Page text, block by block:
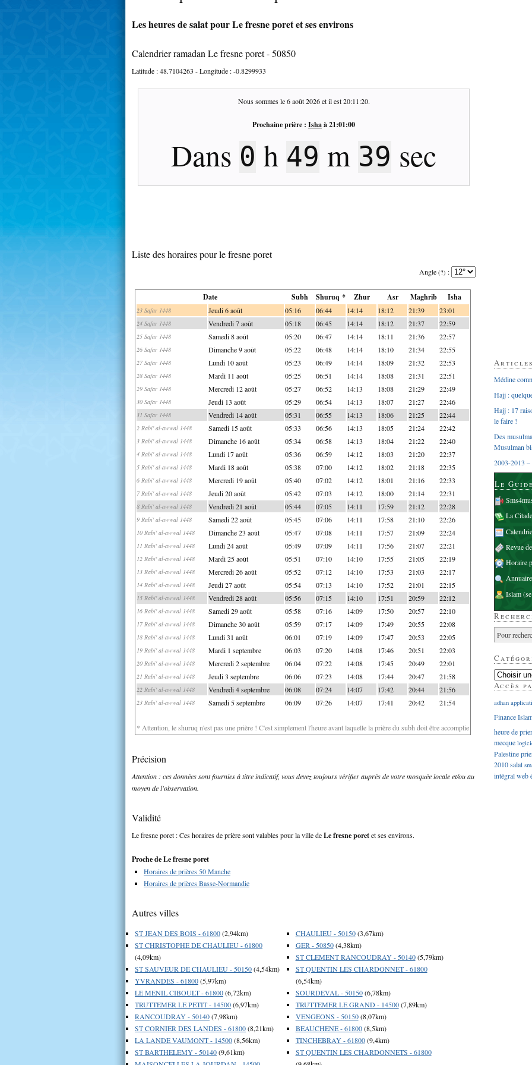
Les heures de salat pour Le fresne poret et ses environs
Calendrier ramadan Le fresne poret - 50850
Latitude :48.7104263 - Longitude :-0.8299933
Nous sommes le6 août 2026et il est20:11:21.
Prochaine prière : Ishaà21:01:00
Dans 0 h 49 m 38 sec
Liste des horaires pour le fresne poret
Angle (?) :
Date Subh Shuruq * Zhur Asr Maghrib Isha
23 Safar 1448 Jeudi 6 août 05:16 06:44 14:14 18:12 21:39 23:01
24 Safar 1448 Vendredi 7 août 05:18 06:45 14:14 18:12 21:37 22:59
25 Safar 1448 Samedi 8 août 05:20 06:47 14:14 18:11 21:36 22:57
26 Safar 1448 Dimanche 9 août 05:22 06:48 14:14 18:10 21:34 22:55
27 Safar 1448 Lundi 10 août 05:23 06:49 14:14 18:09 21:32 22:53
28 Safar 1448 Mardi 11 août 05:25 06:51 14:14 18:08 21:31 22:51
29 Safar 1448 Mercredi 12 août 05:27 06:52 14:13 18:08 21:29 22:49
30 Safar 1448 Jeudi 13 août 05:29 06:54 14:13 18:07 21:27 22:46
31 Safar 1448 Vendredi 14 août 05:31 06:55 14:13 18:06 21:25 22:44
2 Rabi' al-awwal 1448 Samedi 15 août 05:33 06:56 14:13 18:05 21:24 22:42
3 Rabi' al-awwal 1448 Dimanche 16 août 05:34 06:58 14:13 18:04 21:22 22:40
4 Rabi' al-awwal 1448 Lundi 17 août 05:36 06:59 14:12 18:03 21:20 22:37
5 Rabi' al-awwal 1448 Mardi 18 août 05:38 07:00 14:12 18:02 21:18 22:35
6 Rabi' al-awwal 1448 Mercredi 19 août 05:40 07:02 14:12 18:01 21:16 22:33
7 Rabi' al-awwal 1448 Jeudi 20 août 05:42 07:03 14:12 18:00 21:14 22:31
8 Rabi' al-awwal 1448 Vendredi 21 août 05:44 07:05 14:11 17:59 21:12 22:28
9 Rabi' al-awwal 1448 Samedi 22 août 05:45 07:06 14:11 17:58 21:10 22:26
10 Rabi' al-awwal 1448 Dimanche 23 août 05:47 07:08 14:11 17:57 21:09 22:24
11 Rabi' al-awwal 1448 Lundi 24 août 05:49 07:09 14:11 17:56 21:07 22:21
12 Rabi' al-awwal 1448 Mardi 25 août 05:51 07:10 14:10 17:55 21:05 22:19
13 Rabi' al-awwal 1448 Mercredi 26 août 05:52 07:12 14:10 17:53 21:03 22:17
14 Rabi' al-awwal 1448 Jeudi 27 août 05:54 07:13 14:10 17:52 21:01 22:15
15 Rabi' al-awwal 1448 Vendredi 28 août 05:56 07:15 14:10 17:51 20:59 22:12
16 Rabi' al-awwal 1448 Samedi 29 août 05:58 07:16 14:09 17:50 20:57 22:10
17 Rabi' al-awwal 1448 Dimanche 30 août 05:59 07:17 14:09 17:49 20:55 22:08
18 Rabi' al-awwal 1448 Lundi 31 août 06:01 07:19 14:09 17:47 20:53 22:05
19 Rabi' al-awwal 1448 Mardi 1 septembre 06:03 07:20 14:08 17:46 20:51 22:03
20 Rabi' al-awwal 1448 Mercredi 2 septembre 06:04 07:22 14:08 17:45 20:49 22:01
21 Rabi' al-awwal 1448 Jeudi 3 septembre 06:06 07:23 14:08 17:44 20:47 21:58
22 Rabi' al-awwal 1448 Vendredi 4 septembre 06:08 07:24 14:07 17:42 20:44 21:56
23 Rabi' al-awwal 1448 Samedi 5 septembre 06:09 07:26 14:07 17:41 20:42 21:54
* Attention, le shuruq n'est pas une prière ! C'est simplement l'heure avant laquelle la prière du subh doit être accomplie
Précision
Attention : ces données sont fournies à titre indicatif, vous devez toujours vérifier auprès de votre mosquée locale et/ou au
moyen de l'observation.
Validité
Le fresne poret : Ces horaires de prière sont valables pour la ville deLe fresne poretet ses environs.
Proche de Le fresne poret
Horaires de prières 50 Manche
Horaires de prières Basse-Normandie
Autres villes
ST JEAN DES BOIS - 61800(2,94km)
ST CHRISTOPHE DE CHAULIEU - 61800
(4,09km)
ST SAUVEUR DE CHAULIEU - 50150(4,54km)
YVRANDES - 61800(5,97km)
LE MENIL CIBOULT - 61800(6,72km)
TRUTTEMER LE PETIT - 14500(6,97km)
RANCOUDRAY - 50140(7,98km)
ST CORNIER DES LANDES - 61800(8,21km)
LA LANDE VAUMONT - 14500(8,56km)
ST BARTHELEMY - 50140(9,61km)
CHAULIEU - 50150(3,67km)
GER - 50850(4,38km)
ST CLEMENT RANCOUDRAY - 50140(5,79km)
ST QUENTIN LES CHARDONNET - 61800
(6,54km)
SOURDEVAL - 50150(6,78km)
TRUTTEMER LE GRAND - 14500(7,89km)
VENGEONS - 50150(8,07km)
BEAUCHENE - 61800(8,5km)
TINCHEBRAY - 61800(9,4km)
ST QUENTIN LES CHARDONNETS - 61800
Médine
Hajj :
Hajj : 17
le faire !
Des
Musulman
2003-2013 –
Le
La
Revue
Horaire
Islam
Accès
adhan
Finance
heure de
mecque
Palestine
2010salat
intégralweb